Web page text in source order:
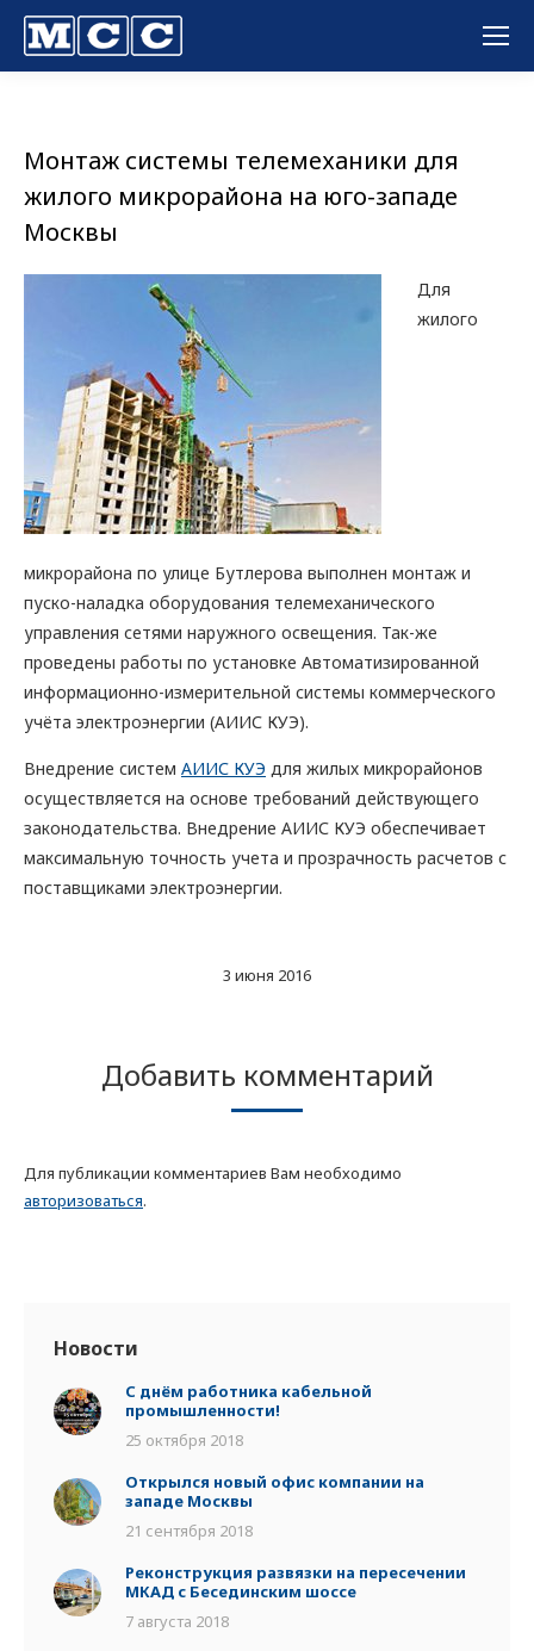
Монтаж системы телемеханики для
жилого микрорайона на юго-западе
Москвы
Для
жилого
микрорайона по улице Бутлерова выполнен монтаж и
пуско-наладка оборудования телемеханического
управления сетями наружного освещения. Так-же
проведены работы по установке Автоматизированной
информационно-измерительной системы коммерческого
учёта электроэнергии (АИИС КУЭ).
Внедрение систем АИИС КУЭ для жилых микрорайонов
осуществляется на основе требований действующего
законодательства. Внедрение АИИС КУЭ обеспечивает
максимальную точность учета и прозрачность расчетов с
поставщиками электроэнергии.
3 июня 2016
Добавить комментарий
Для публикации комментариев Вам необходимо
авторизоваться.
Новости
С днём работника кабельной
промышленности!
25 октября 2018
Открылся новый офис компании на
западе Москвы
21 сентября 2018
Реконструкция развязки на пересечении
МКАД с Бесединским шоссе
7 августа 2018